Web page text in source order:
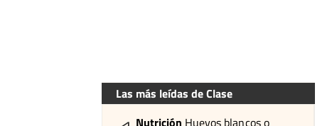
Las más leídas de Clase
Nutrición Huevos blancos o